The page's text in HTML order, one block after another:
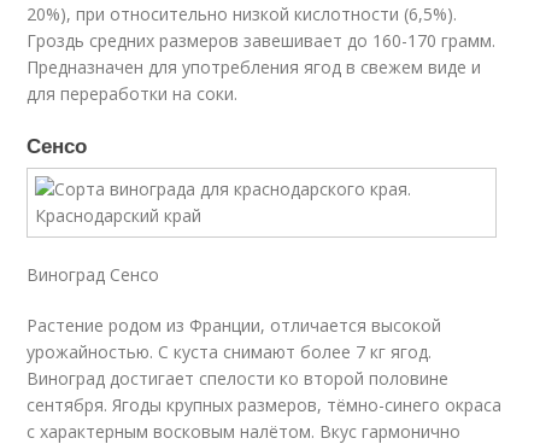
20%), при относительно низкой кислотности (6,5%).
Гроздь средних размеров завешивает до 160-170 грамм.
Предназначен для употребления ягод в свежем виде и
для переработки на соки.
Сенсо
Виноград Сенсо
Растение родом из Франции, отличается высокой
урожайностью. С куста снимают более 7 кг ягод.
Виноград достигает спелости ко второй половине
сентября. Ягоды крупных размеров, тёмно-синего окраса
с характерным восковым налётом. Вкус гармонично